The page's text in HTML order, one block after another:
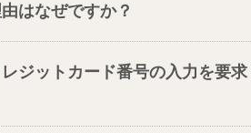
はなぜですか？
ジットカード番号の入力を要求